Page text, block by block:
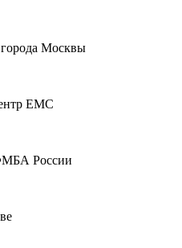
города Москвы
EMC
России